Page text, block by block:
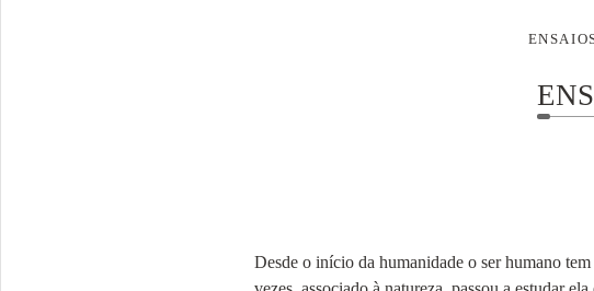
Desde o início da humanidade o ser humano